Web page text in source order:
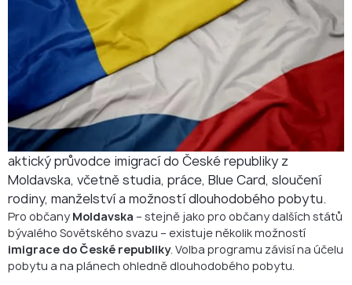
Hlavní imigrační programy
Doba vyřízení pro občany Moldavska
Výhody pobytu v ČR pro občany Moldavska
Cesta k trvalému pobytu a občanství
Získejte právní pomoc
aktický průvodce imigrací do České republiky z
Moldavska, včetně studia, práce, Blue Card, sloučení
rodiny, manželství a možností dlouhodobého pobytu.
Pro občany Moldavska – stejně jako pro občany dalších států
bývalého Sovětského svazu – existuje několik možností
imigrace do České republiky. Volba programu závisí na účelu
pobytu a na plánech ohledně dlouhodobého pobytu.